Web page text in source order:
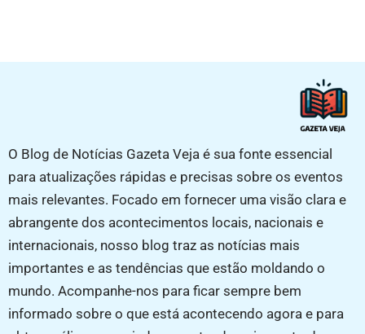
O Blog de Notícias Gazeta Veja é sua fonte essencial
para atualizações rápidas e precisas sobre os eventos
mais relevantes. Focado em fornecer uma visão clara e
abrangente dos acontecimentos locais, nacionais e
internacionais, nosso blog traz as notícias mais
importantes e as tendências que estão moldando o
mundo. Acompanhe-nos para ficar sempre bem
informado sobre o que está acontecendo agora e para